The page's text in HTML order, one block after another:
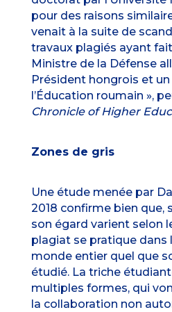
pour des raisons
venait à la suite de
travaux plagiés ayant
Ministre de la Défense
Président hongrois et
l’Éducation roumain »,
Chronicle of Higher
Zones de gris
Une étudemenée par
2018 confirme bien que,
son égard varient selon
plagiat se pratique
monde entier quel que
étudié. La triche
multiples formes, qui
la collaboration non